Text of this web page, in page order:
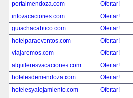
portalmendoza.com
Ofertar!
infovacaciones.com
Ofertar!
guiachacabuco.com
Ofertar!
hotelparaeventos.com
Ofertar!
viajaremos.com
Ofertar!
alquileresvacaciones.com
Ofertar!
hotelesdemendoza.com
Ofertar!
hotelesyalojamiento.com
Ofertar!